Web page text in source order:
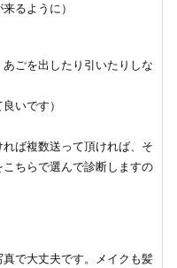
るように）
ごを出したり引いたりしな
いです）
ば複数送って頂ければ、そ
ちらで選んで診断しますの
で大丈夫です。メイクも髪